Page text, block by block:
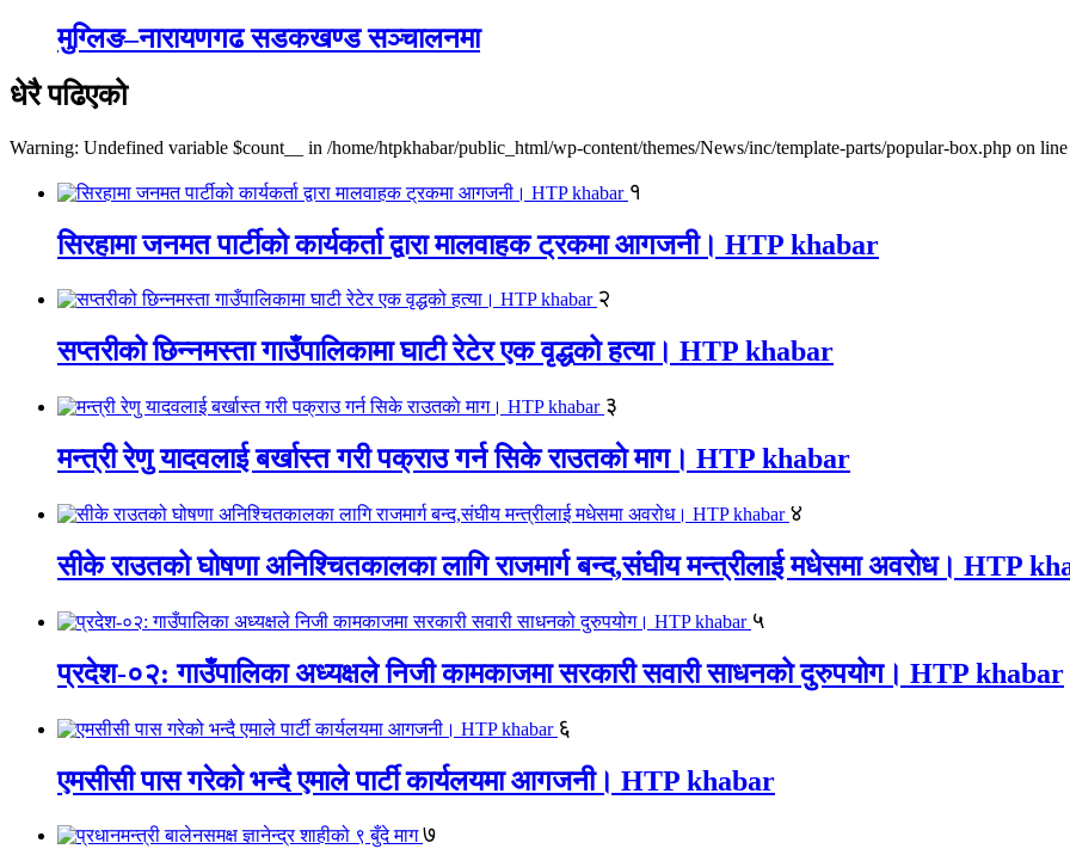
मुग्लिङ–नारायणगढ सडकखण्ड सञ्चालनमा
धेरै पढिएको
Warning: Undefined variable $count__ in /home/htpkhabar/public_html/wp-content/themes/News/inc/template-parts/popular-box.php on
१
सिरहामा जनमत पार्टीको कार्यकर्ता द्वारा मालवाहक ट्रकमा आगजनी। HTP khabar
२
सप्तरीको छिन्नमस्ता गाउँपालिकामा घाटी रेटेर एक वृद्धको हत्या। HTP khabar
३
मन्त्री रेणु यादवलाई बर्खास्त गरी पक्राउ गर्न सिके राउतकाे माग। HTP khabar
४
सीके राउतको घोषणा अनिश्चितकालका लागि राजमार्ग बन्द,संघीय मन्त्रीलाई मधेसमा अवरोध। HTP
५
प्रदेश-०२: गाउँपालिका अध्यक्षले निजी कामकाजमा सरकारी सवारी साधनको दुरुपयोग। HTP khabar
६
एमसीसी पास गरेको भन्दै एमाले पार्टी कार्यलयमा आगजनी। HTP khabar
७